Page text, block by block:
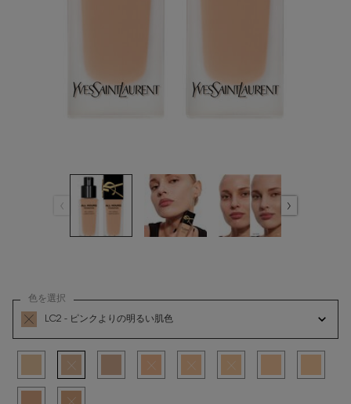
LC2 - ピンクよりの明るい肌色
商品バリエーションは在庫切れです, LC2 - ピンクよりの明るい肌色
色を選択
LC1 - ピンクよりの最も明るい肌色, 1/10
選択済み
商品バリエーションは在庫切れです, LC2 - ピンクよりの明るい肌色,
LC3 - ピンクよりの明るい～やや明るい肌色, 3/10
選択済み
商品バリエーションは在庫切れです, LC4 - ピン
選択済み
商品バリエーションは在庫切れです,
選択済み
商品バリエーションは在庫切
MN1 - やや濃い肌色, 9/10
選択済み
商品バリエーションは在庫切れです, MN4 - 濃い肌色, 10/10